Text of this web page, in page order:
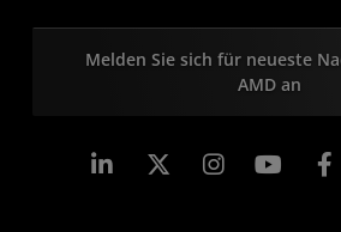
Melden Sie sich für neueste
AMD an
LinkedIn Instagram